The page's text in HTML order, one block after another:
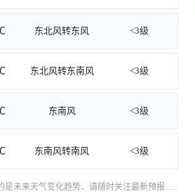
东北风转东风 <3级
东北风转东南风 <3级
东南风 <3级
东南风转南风 <3级
是未来天气变化趋势、请随时关注最新预报.....